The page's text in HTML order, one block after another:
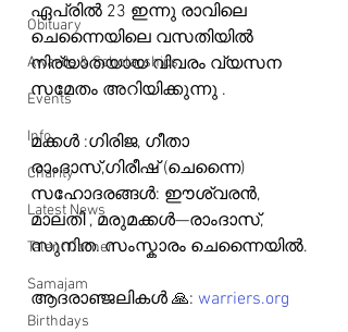
Obituary
Awards & Scholarships
Events
Info
Charity
Latest News
Talent Corner
Samajam
Birthdays
ഏപ്രിൽ 23 ഇന്നു രാവിലെ
ചെന്നൈയിലെ വസതിയിൽ
നിര്യാതയായ വിവരം വ്യസന
സമേതം അറിയിക്കുന്നു .
മക്കൾ :ഗിരിജ, ഗീതാ
രാംദാസ്,ഗിരീഷ് (ചെന്നൈ)
സഹോദരങ്ങൾ: ഈശ്വരൻ,
മാലതി , മരുമക്കൾ—രാംദാസ്,
സുനിത. സംസ്കാരം ചെന്നൈയിൽ.
ആദരാഞ്ജലികൾ 🙏: warriers.org